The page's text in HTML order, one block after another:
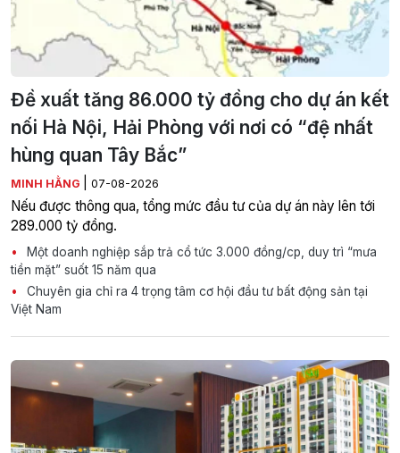
Đề xuất tăng 86.000 tỷ đồng cho dự án kết
nối Hà Nội, Hải Phòng với nơi có “đệ nhất
hùng quan Tây Bắc”
MINH HẰNG 07-08-2026
Nếu được thông qua, tổng mức đầu tư của dự án này lên tới
289.000 tỷ đồng.
Một doanh nghiệp sắp trả cổ tức 3.000 đồng/cp, duy trì “mưa
tiền mặt” suốt 15 năm qua
Chuyên gia chỉ ra 4 trọng tâm cơ hội đầu tư bất động sản tại
Việt Nam